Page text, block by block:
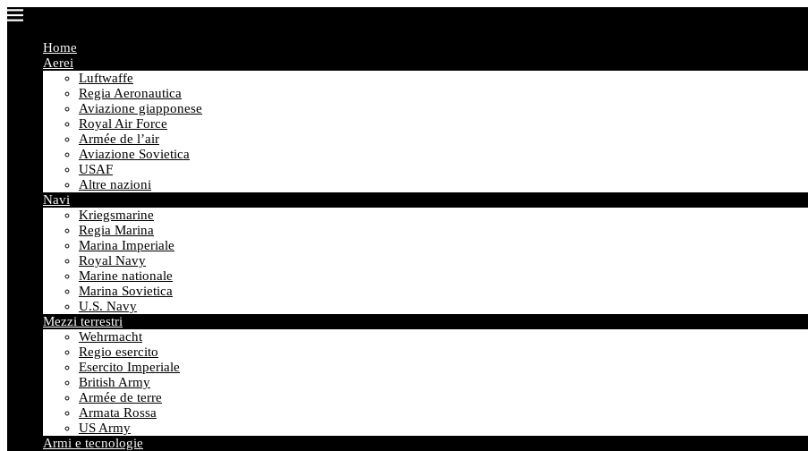
Home
Aerei
Luftwaffe
Regia Aeronautica
Aviazione giapponese
Royal Air Force
Armée de l’air
Aviazione Sovietica
USAF
Altre nazioni
Navi
Kriegsmarine
Regia Marina
Marina Imperiale
Royal Navy
Marine nationale
Marina Sovietica
U.S. Navy
Mezzi terrestri
Wehrmacht
Regio esercito
Esercito Imperiale
British Army
Armée de terre
Armata Rossa
US Army
Armi e tecnologie